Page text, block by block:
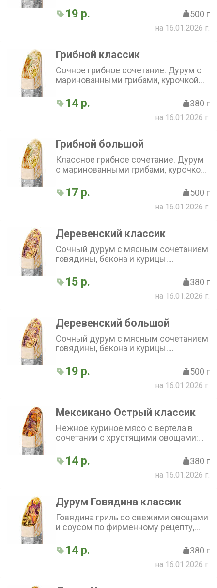
сыра фета, свежего огурца, перца,
маслин, капусты и лука
19 р. 500 г
на 16.01.2026 г.
Грибной классик
Сочное грибное сочетание. Дурум с
маринованными грибами, курочкой
капустой, свежим огурчиком и луком
14 р. 380 г
на 16.01.2026 г.
Грибной большой
Классное грибное сочетание. Дурум
с маринованными грибами, курочкой
капустой, свежим огурчиком и луком
17 р. 500 г
на 16.01.2026 г.
Деревенский классик
Сочный дурум с мясным сочетанием
говядины, бекона и курицы.
сметанным и горчичным соусами,
капустой и маринованным огурчиком
15 р. 380 г
на 16.01.2026 г.
Деревенский большой
Сочный дурум с мясным сочетанием
говядины, бекона и курицы.
сметанным и горчичным соусами,
капустой и маринованным огурчиком
19 р. 500 г
на 16.01.2026 г.
Мексикано Острый классик
Нежное куриное мясо с вертела в
сочетании с хрустящими овощами:
кукурузой. Острый халапеньо
добавляет пикантности, а фирменный
соус завершает вкусовую
тонкий лаваш
14 р. 380 г
на 16.01.2026 г.
Дурум Говядина классик
Говядина гриль со свежими овощами
и соусом по фирменному рецепту,
лаваш14 р. 380 г
на 16.01.2026 г.